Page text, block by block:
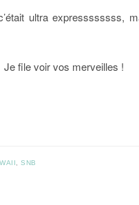
ultra expressssssss,
Je file voir vos merveilles !
,SNB